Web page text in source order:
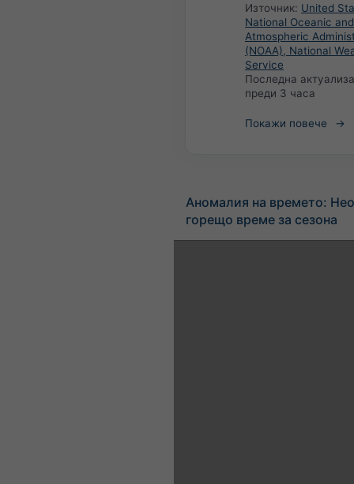
Източник: United
National Oceanic and
Atmospheric
(NOAA), National
Service
Последна
преди 3 часа
Покажи повече
Аномалия на времето:
горещо време за сезона